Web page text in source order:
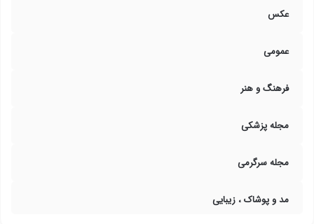
عکس
عمومی
فرهنگ و هنر
مجله پزشکی
مجله سرگرمی
مد و پوشاک ، زیبایی